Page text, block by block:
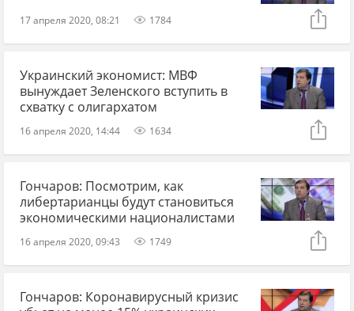
17 апреля 2020, 08:21 1784
Украинский экономист: МВФ
вынуждает Зеленского вступить в
схватку с олигархатом
16 апреля 2020, 14:44 1634
Гончаров: Посмотрим, как
либертарианцы будут становиться
экономическими националистами
16 апреля 2020, 09:43 1749
Гончаров: Коронавирусный кризис